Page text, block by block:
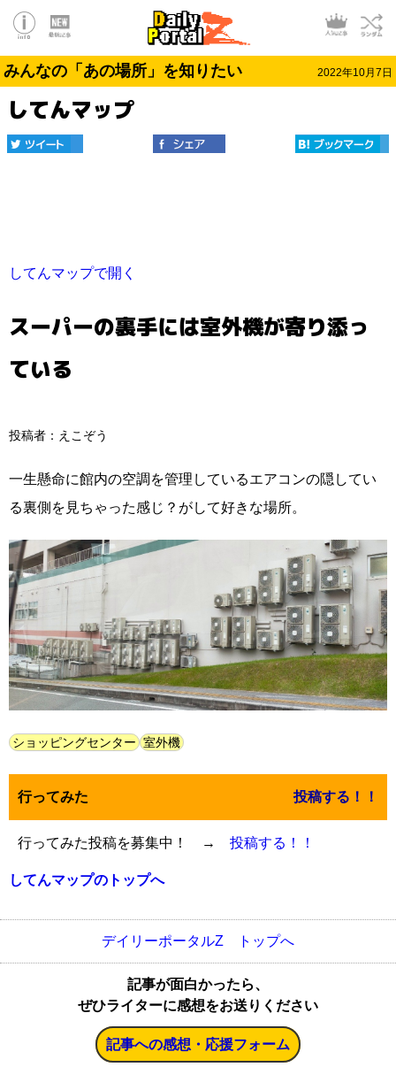
みんなの「あの場所」を知りたい 2022年10月7日
してんマップ
してんマップで開く
スーパーの裏手には室外機が寄り添っ
ている
投稿者：えこぞう
一生懸命に館内の空調を管理しているエアコンの隠してい
る裏側を見ちゃった感じ？がして好きな場所。
ショッピングセンター 室外機
行ってみた 投稿する！！
行ってみた投稿を募集中！ → 投稿する！！
してんマップのトップへ
デイリーポータルZ トップへ
記事が面白かったら、
ぜひライターに感想をお送りください
記事への感想・応援フォーム